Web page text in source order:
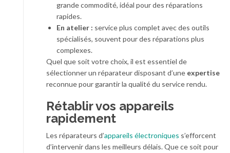
grande commodité, idéal pour des réparations
rapides.
En atelier : service plus complet avec des outils
spécialisés, souvent pour des réparations plus
complexes.
Quel que soit votre choix, il est essentiel de
sélectionner un réparateur disposant d’une expertise
reconnue pour garantir la qualité du service rendu.
Rétablir vos appareils
rapidement
Les réparateurs d’appareils électroniques s’efforcent
d’intervenir dans les meilleurs délais. Que ce soit pour